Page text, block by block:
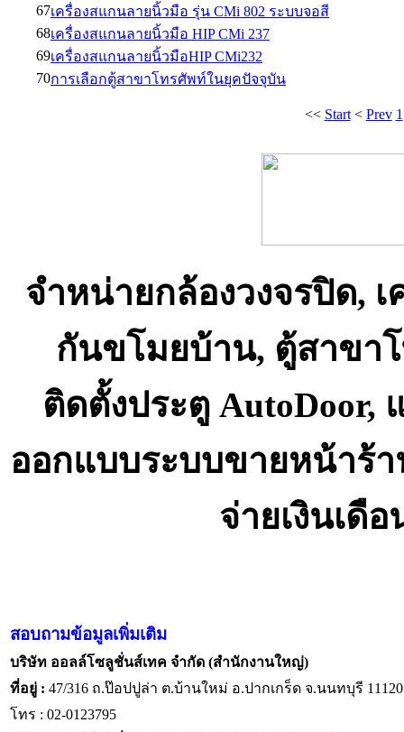
67เครื่องสแกนลายนิ้วมือ รุ่น CMi 802 ระบบจอสี
68เครื่องสแกนลายนิ้วมือ HIP CMi 237
69เครื่องสแกนลายนิ้วมือHIP CMi232
70การเลือกตู้สาขาโทรศัพท์ในยุคปัจจุบัน
<< Start< Prev 1
จำหน่ายกล้องวงจรปิด,
กันขโมยบ้าน, ตู้สาขา
ติดตั้งประตู AutoDoor,
ออกแบบระบบขายหน้าร้า
จ่ายเงินเดื
สอบถามข้อมูลเพิ่มเติม
บริษัท ออลล์โซลูชั่นส์เทค จำกัด (สำนักงานใหญ่)
ที่อยู่ : 47/316 ถ.ป๊อปปูล่า ต.บ้านใหม่ อ.ปากเกร็ด จ.นนทบุรี 11120
โทร : 02-0123795